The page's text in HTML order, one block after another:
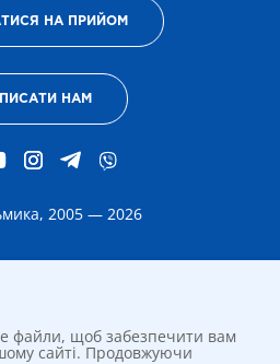
НА ПРИЙОМ
НАМ
2005 — 2026
файли, щоб забезпечити вам
сайті. Продовжуючи